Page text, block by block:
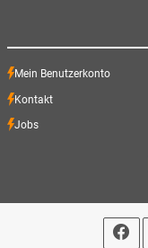
Mein Benutzerkonto
Kontakt
Jobs